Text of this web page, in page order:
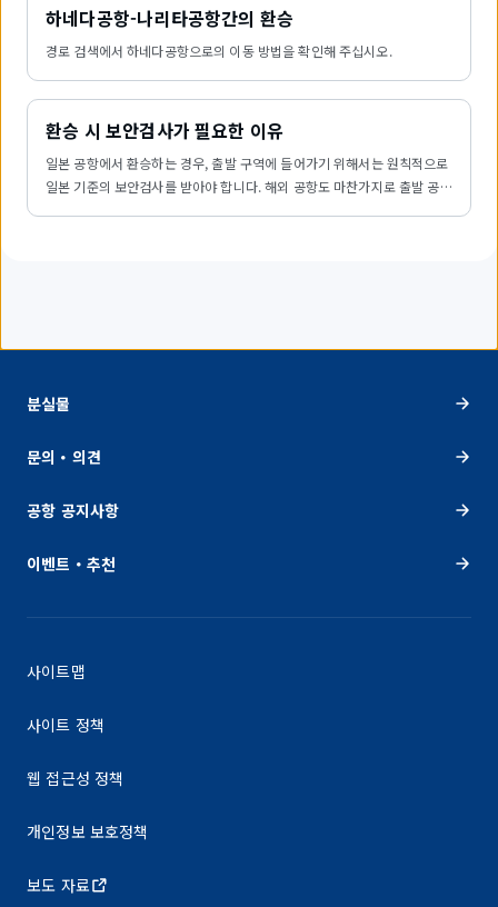
하네다공항-나리타공항간의 환승
경로 검색에서 하네다공항으로의 이동 방법을 확인해 주십시오.
환승 시 보안검사가 필요한 이유
일본 공항에서 환승하는 경우, 출발 구역에 들어가기 위해서는 원칙적으로
일본 기준의 보안검사를 받아야 합니다. 해외 공항도 마찬가지로 출발 공항
분실물
문의・의견
공항 공지사항
이벤트・추천
사이트맵
사이트 정책
웹 접근성 정책
개인정보 보호정책
보도 자료